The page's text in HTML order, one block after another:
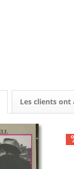
Les clients ont